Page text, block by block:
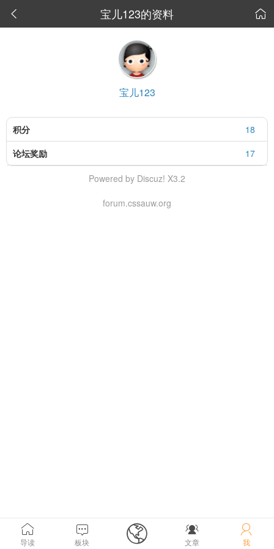
 宝儿123的资料 
宝儿123
18
积分
17
论坛奖励

导读

板块  
文章

我
Powered by Discuz! X3.2
forum.cssauw.org